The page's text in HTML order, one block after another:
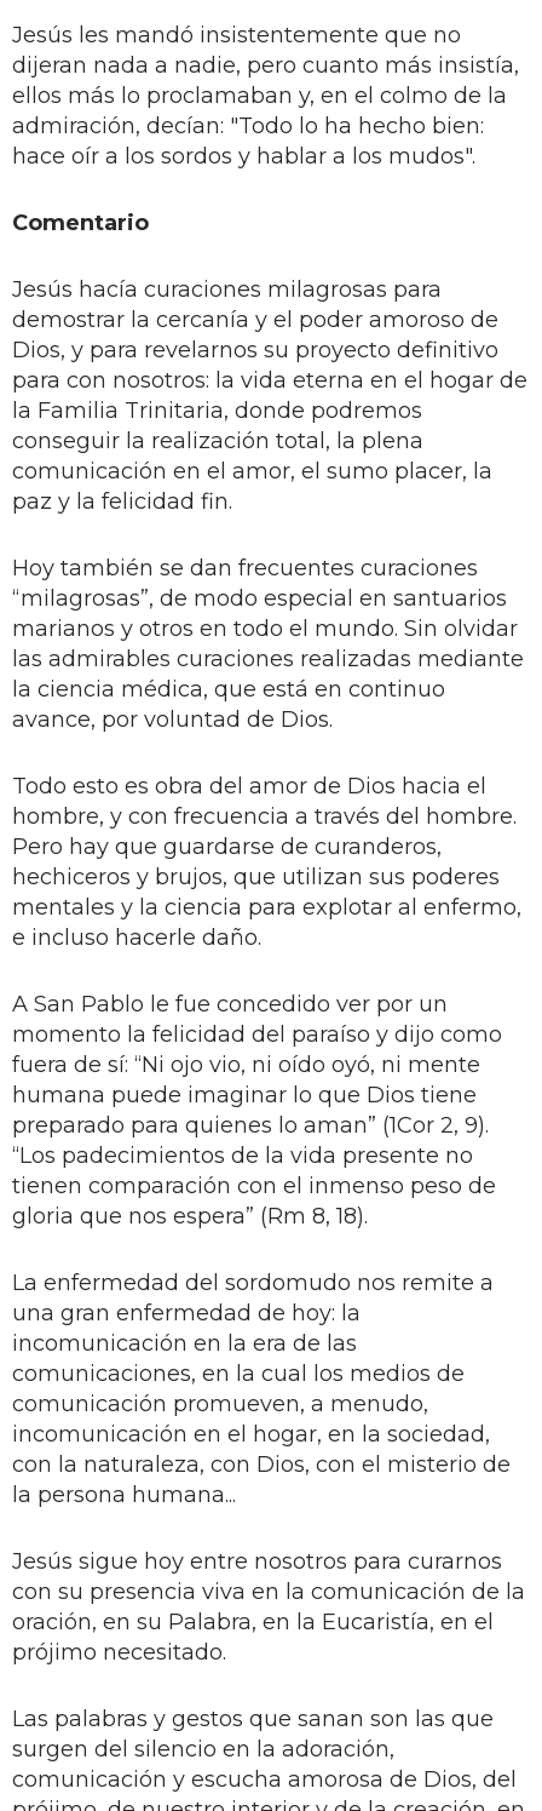
Jesús les mandó insistentemente que no
dijeran nada a nadie, pero cuanto más insistía,
ellos más lo proclamaban y, en el colmo de la
admiración, decían: "Todo lo ha hecho bien:
hace oír a los sordos y hablar a los mudos".
Comentario
Jesús hacía curaciones milagrosas para
demostrar la cercanía y el poder amoroso de
Dios, y para revelarnos su proyecto definitivo
para con nosotros: la vida eterna en el hogar de
la Familia Trinitaria, donde podremos
conseguir la realización total, la plena
comunicación en el amor, el sumo placer, la
paz y la felicidad fin.
Hoy también se dan frecuentes curaciones
“milagrosas”, de modo especial en santuarios
marianos y otros en todo el mundo. Sin olvidar
las admirables curaciones realizadas mediante
la ciencia médica, que está en continuo
avance, por voluntad de Dios.
Todo esto es obra del amor de Dios hacia el
hombre, y con frecuencia a través del hombre.
Pero hay que guardarse de curanderos,
hechiceros y brujos, que utilizan sus poderes
mentales y la ciencia para explotar al enfermo,
e incluso hacerle daño.
A San Pablo le fue concedido ver por un
momento la felicidad del paraíso y dijo como
fuera de sí: “Ni ojo vio, ni oído oyó, ni mente
humana puede imaginar lo que Dios tiene
preparado para quienes lo aman” (1Cor 2, 9).
“Los padecimientos de la vida presente no
tienen comparación con el inmenso peso de
gloria que nos espera” (Rm 8, 18).
La enfermedad del sordomudo nos remite a
una gran enfermedad de hoy: la
incomunicación en la era de las
comunicaciones, en la cual los medios de
comunicación promueven, a menudo,
incomunicación en el hogar, en la sociedad,
con la naturaleza, con Dios, con el misterio de
la persona humana...
Jesús sigue hoy entre nosotros para curarnos
con su presencia viva en la comunicación de la
oración, en su Palabra, en la Eucaristía, en el
prójimo necesitado.
Las palabras y gestos que sanan son las que
surgen del silencio en la adoración,
comunicación y escucha amorosa de Dios, del